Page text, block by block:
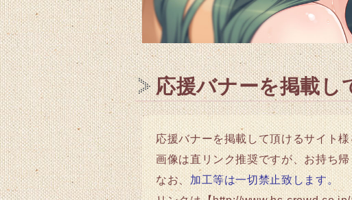
応援バナーを掲載し
応援バナーを掲載して頂けるサイト
画像は直リンク推奨ですが、お持ち
なお、加工等は一切禁止致します。